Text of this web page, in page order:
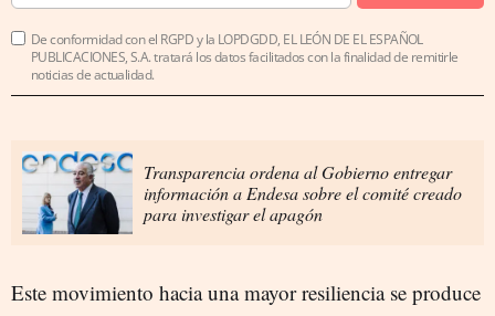
De conformidad con el RGPD y la LOPDGDD, EL LEÓN DE EL ESPAÑOL
PUBLICACIONES, S.A. tratará los datos facilitados con la finalidad de remitirle
noticias de actualidad.
Transparencia ordena al Gobierno entregar
información a Endesa sobre el comité creado
para investigar el apagón
Este movimiento hacia una mayor resiliencia se produce